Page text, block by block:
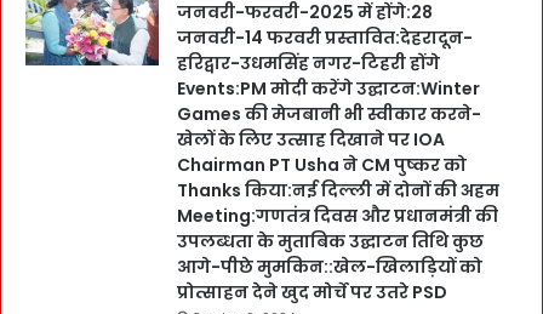
जनवरी-फरवरी-2025 में होंगे:28
जनवरी-14 फरवरी प्रस्तावित:देहरादून-
हरिद्वार-उधमसिंह नगर-टिहरी होंगे
Events:PM मोदी करेंगे उद्घाटन:Winter
Games की मेजबानी भी स्वीकार करने-
खेलों के लिए उत्साह दिखाने पर IOA
Chairman PT Usha ने CM पुष्कर को
Thanks किया:नई दिल्ली में दोनों की अहम
Meeting:गणतंत्र दिवस और प्रधानमंत्री की
उपलब्धता के मुताबिक उद्घाटन तिथि कुछ
आगे-पीछे मुमकिन::खेल-खिलाड़ियों को
प्रोत्साहन देने खुद मोर्चे पर उतरे PSD